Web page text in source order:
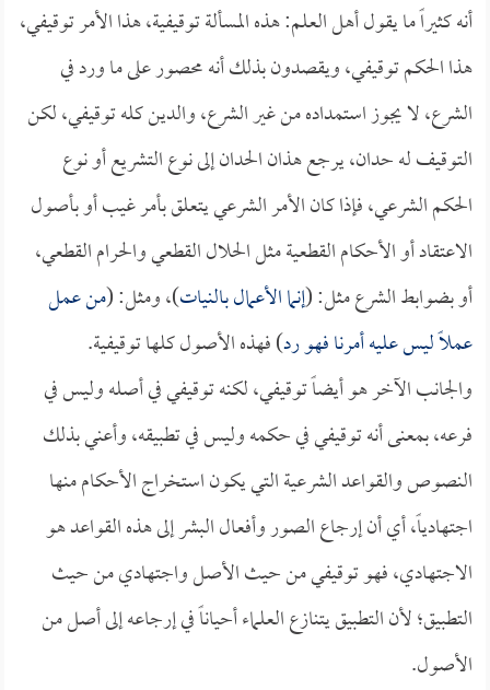
أنه كثيراً ما يقول أهل العلم: هذه المسألة توقيفية، هذا الأمر توقيفي،
هذا الحكم توقيفي، ويقصدون بذلك أنه محصور على ما ورد في
الشرع، لا يجوز استمداده من غير الشرع، والدين كله توقيفي، لكن
التوقيف له حدان، يرجع هذان الحدان إلى نوع التشريع أو نوع
الحكم الشرعي، فإذا كان الأمر الشرعي يتعلق بأمر غيب أو بأصول
الاعتقاد أو الأحكام القطعية مثل الحلال القطعي والحرام القطعي،
أو بضوابط الشرع مثل: (إنما الأعمال بالنيات)، ومثل: (من عمل
عملاً ليس عليه أمرنا فهو رد) فهذه الأصول كلها توقيفية.
والجانب الآخر هو أيضاً توقيفي، لكنه توقيفي في أصله وليس في
فرعه، بمعنى أنه توقيفي في حكمه وليس في تطبيقه، وأعني بذلك
النصوص والقواعد الشرعية التي يكون استخراج الأحكام منها
اجتهادياً، أي أن إرجاع الصور وأفعال البشر إلى هذه القواعد هو
الاجتهادي، فهو توقيفي من حيث الأصل واجتهادي من حيث
التطبيق؛ لأن التطبيق يتنازع العلماء أحياناً في إرجاعه إلى أصل من
الأصول.